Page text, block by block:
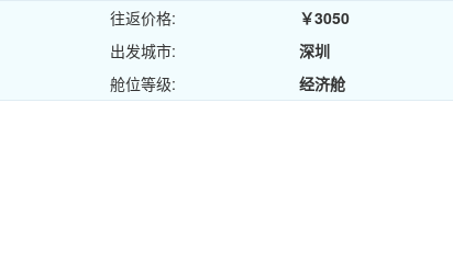
往返价格:
￥3050
出发城市:
深圳
舱位等级:
经济舱